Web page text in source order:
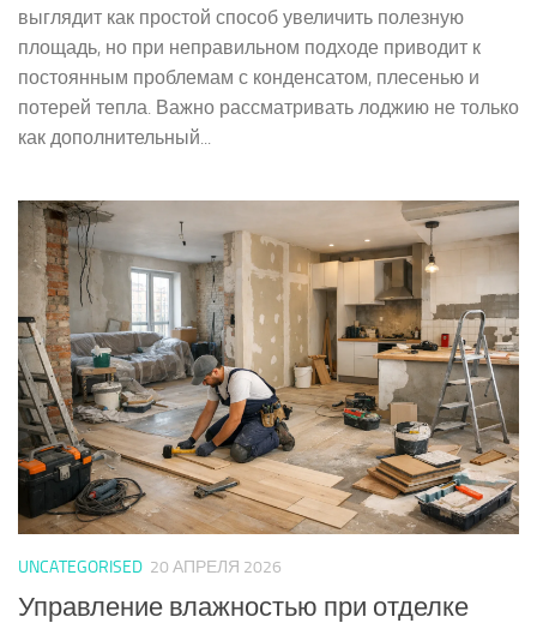
выглядит как простой способ увеличить полезную
площадь, но при неправильном подходе приводит к
постоянным проблемам с конденсатом, плесенью и
потерей тепла. Важно рассматривать лоджию не только
как дополнительный...
UNCATEGORISED 20 АПРЕЛЯ 2026
Управление влажностью при отделке